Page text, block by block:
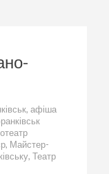
, афіша
, Майстер-
, Театр